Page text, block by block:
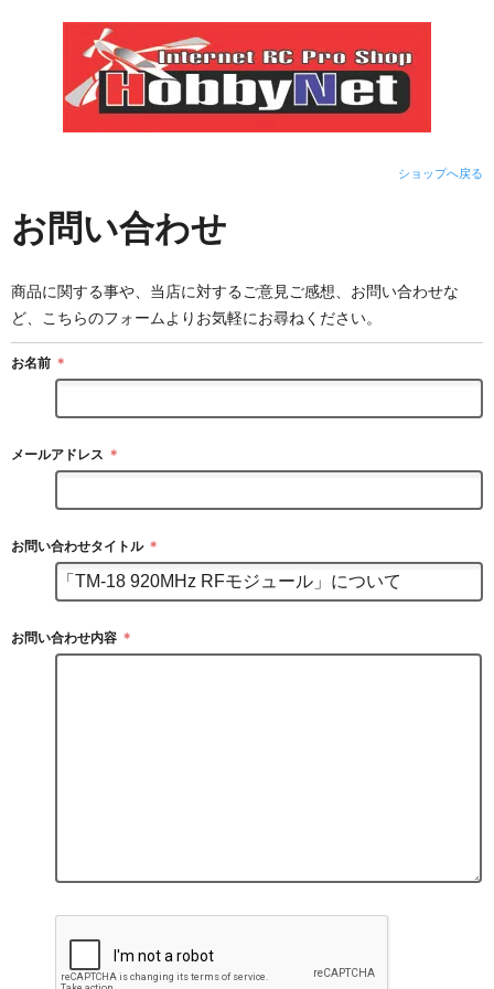
ショップへ戻る
お問い合わせ
商品に関する事や、当店に対するご意見ご感想、お問い合わせな
ど、こちらのフォームよりお気軽にお尋ねください。
お名前 ＊
メールアドレス ＊
お問い合わせタイトル ＊
お問い合わせ内容 ＊